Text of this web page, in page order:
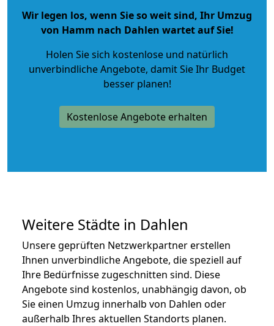
Wir legen los, wenn Sie so weit sind, Ihr Umzug
von Hamm nach Dahlen wartet auf Sie!
Holen Sie sich kostenlose und natürlich
unverbindliche Angebote, damit Sie Ihr Budget
besser planen!
Kostenlose Angebote erhalten
Weitere Städte in Dahlen
Unsere geprüften Netzwerkpartner erstellen
Ihnen unverbindliche Angebote, die speziell auf
Ihre Bedürfnisse zugeschnitten sind. Diese
Angebote sind kostenlos, unabhängig davon, ob
Sie einen Umzug innerhalb von Dahlen oder
außerhalb Ihres aktuellen Standorts planen.